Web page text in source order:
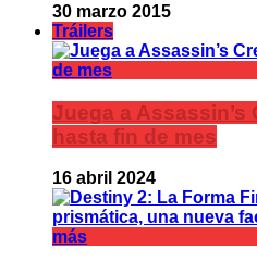
30 marzo 2015
Tráilers
Juega a Assassin’s
hasta fin de mes
16 abril 2024